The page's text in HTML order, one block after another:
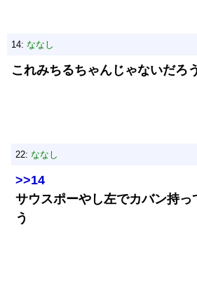
14: ななし
これみちるちゃんじゃないだろ
22: ななし
>>14
サウスポーやし左でカバン持っ
う